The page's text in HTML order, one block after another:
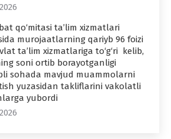
qo‘mitasi ta’lim xizmatlari
murojaatlarning qariyb 96 foizi
ta’lim xizmatlariga to‘g‘ri kelib,
soni ortib borayotganligi
sohada mavjud muammolarni
yuzasidan takliflarini vakolatli
yubordi